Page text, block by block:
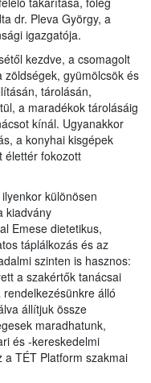
dr. Pleva György, a
igazgatója.
kezdve, a csomagolt
gyümölcsök és
tárolásán,
a maradékok tárolásáig
kínál. Ugyanakkor
a konyhai kisgépek
élettér fokozott
különösen
kiadvány
Emese dietetikus,
táplálkozás és az
szinten is hasznos:
a szakértők tanácsai
álló
állítjuk össze
maradhatunk,
és -kereskedelmi
a TÉT Platform szakmai